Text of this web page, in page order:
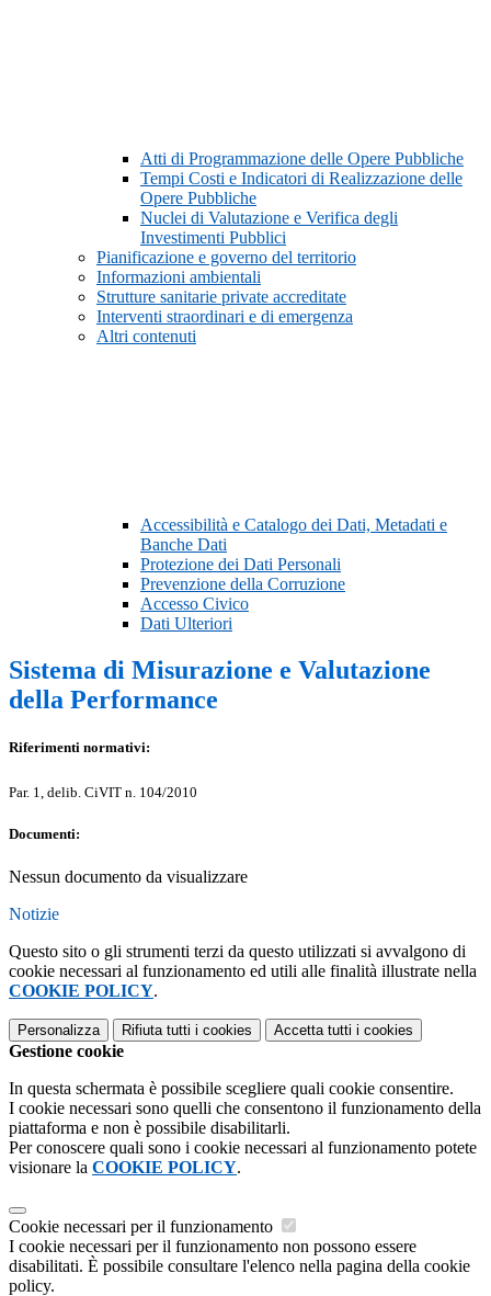
Atti di Programmazione delle Opere Pubbliche
Tempi Costi e Indicatori di Realizzazione delle
Opere Pubbliche
Nuclei di Valutazione e Verifica degli
Investimenti Pubblici
Pianificazione e governo del territorio
Informazioni ambientali
Strutture sanitarie private accreditate
Interventi straordinari e di emergenza
Altri contenuti
Accessibilità e Catalogo dei Dati, Metadati e
Banche Dati
Protezione dei Dati Personali
Prevenzione della Corruzione
Accesso Civico
Dati Ulteriori
Sistema di Misurazione e Valutazione
della Performance
Riferimenti normativi:
Par. 1, delib. CiVIT n. 104/2010
Documenti:
Nessun documento da visualizzare
Notizie
Questo sito o gli strumenti terzi da questo utilizzati si avvalgono di
cookie necessari al funzionamento ed utili alle finalità illustrate nella
COOKIE POLICY.
Personalizza Rifiuta tutti i cookies Accetta tutti i cookies
Gestione cookie
In questa schermata è possibile scegliere quali cookie consentire.
I cookie necessari sono quelli che consentono il funzionamento della
piattaforma e non è possibile disabilitarli.
Per conoscere quali sono i cookie necessari al funzionamento potete
visionare la COOKIE POLICY.
Cookie necessari per il funzionamento
I cookie necessari per il funzionamento non possono essere
disabilitati. È possibile consultare l'elenco nella pagina della cookie
policy.